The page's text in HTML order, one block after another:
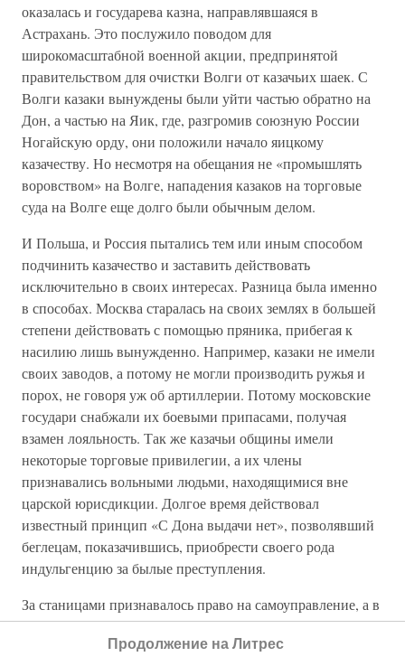
оказалась и государева казна, направлявшаяся в
Астрахань. Это послужило поводом для
широкомасштабной военной акции, предпринятой
правительством для очистки Волги от казачьих шаек. С
Волги казаки вынуждены были уйти частью обратно на
Дон, а частью на Яик, где, разгромив союзную России
Ногайскую орду, они положили начало яицкому
казачеству. Но несмотря на обещания не «промышлять
воровством» на Волге, нападения казаков на торговые
суда на Волге еще долго были обычным делом.
И Польша, и Россия пытались тем или иным способом
подчинить казачество и заставить действовать
исключительно в своих интересах. Разница была именно
в способах. Москва старалась на своих землях в большей
степени действовать с помощью пряника, прибегая к
насилию лишь вынужденно. Например, казаки не имели
своих заводов, а потому не могли производить ружья и
порох, не говоря уж об артиллерии. Потому московские
государи снабжали их боевыми припасами, получая
взамен лояльность. Так же казачьи общины имели
некоторые торговые привилегии, а их члены
признавались вольными людьми, находящимися вне
царской юрисдикции. Долгое время действовал
известный принцип «С Дона выдачи нет», позволявший
беглецам, показачившись, приобрести своего рода
индульгенцию за былые преступления.
За станицами признавалось право на самоуправление, а в
случае участия казаков в войне на стороне России, они
могли получить крупное денежное вознаграждение. К
Продолжение на Литрес